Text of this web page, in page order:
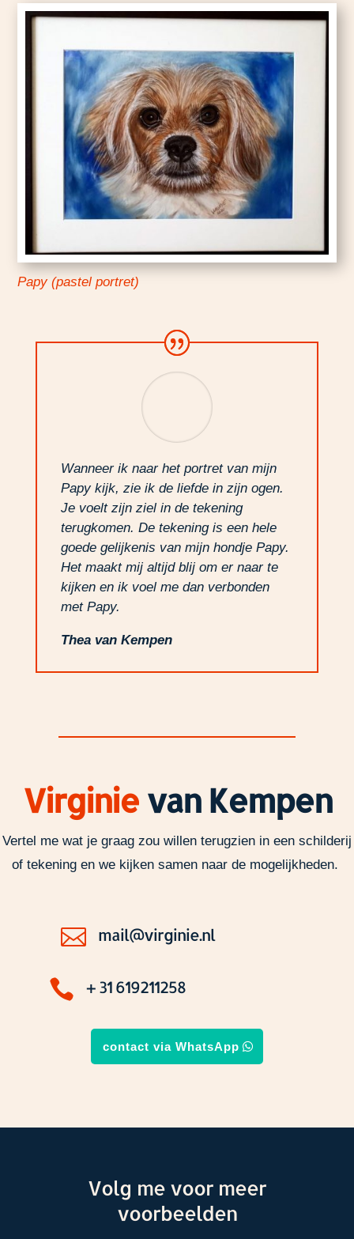
Papy (pastel portret)
Wanneer ik naar het portret van mijn
Papy kijk, zie ik de liefde in zijn ogen.
Je voelt zijn ziel in de tekening
terugkomen. De tekening is een hele
goede gelijkenis van mijn hondje Papy.
Het maakt mij altijd blij om er naar te
kijken en ik voel me dan verbonden
met Papy.
Thea van Kempen
Virginie van Kempen
Vertel me wat je graag zou willen terugzien in een schilderij
of tekening en we kijken samen naar de mogelijkheden.
 mail@virginie.nl
 + 31 619211258
contact via WhatsApp
Volg me voor meer
voorbeelden